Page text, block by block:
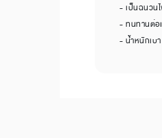
- เป็นฉนวน
- ทนทานต่อ
- น้ำหนักเบา